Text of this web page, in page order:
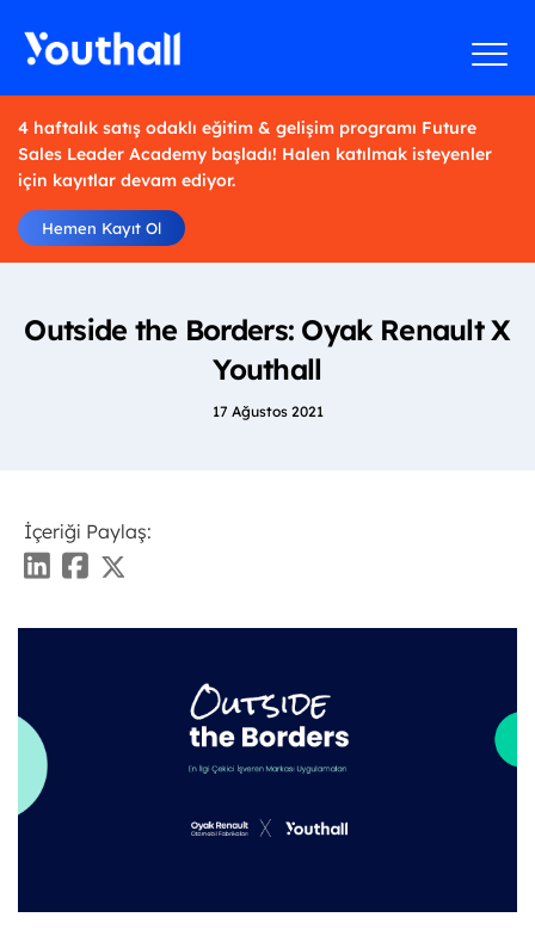
4 haftalık satış odaklı eğitim & gelişim programı Future
Sales Leader Academy başladı! Halen katılmak isteyenler
için kayıtlar devam ediyor.
Hemen Kayıt Ol
Outside the Borders: Oyak Renault X
Youthall
17 Ağustos 2021
İçeriği Paylaş: